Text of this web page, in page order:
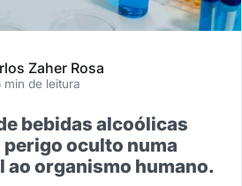
Zaher Rosa
min de leitura
bebidas alcoólicas
perigo oculto numa
ao organismo humano.